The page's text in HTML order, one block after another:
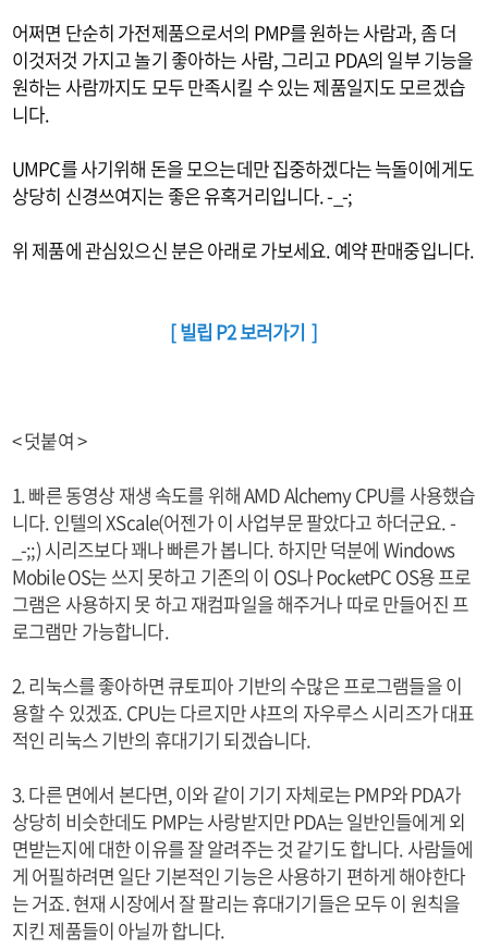
어쩌면 단순히 가전제품으로서의 PMP를 원하는 사람과, 좀 더
이것저것 가지고 놀기 좋아하는 사람, 그리고 PDA의 일부 기능을
원하는 사람까지도 모두 만족시킬 수 있는 제품일지도 모르겠습
니다.
UMPC를 사기위해 돈을 모으는데만 집중하겠다는 늑돌이에게도
상당히 신경쓰여지는 좋은 유혹거리입니다. -_-;
위 제품에 관심있으신 분은 아래로 가보세요. 예약 판매중입니다.
[ 빌립 P2 보러가기 ]
< 덧붙여 >
1. 빠른 동영상 재생 속도를 위해 AMD Alchemy CPU를 사용했습
니다. 인텔의 XScale(어젠가 이 사업부문 팔았다고 하더군요. -
_-;;) 시리즈보다 꽤나 빠른가 봅니다. 하지만 덕분에 Windows
Mobile OS는 쓰지 못하고 기존의 이 OS나 PocketPC OS용 프로
그램은 사용하지 못 하고 재컴파일을 해주거나 따로 만들어진 프
로그램만 가능합니다.
2. 리눅스를 좋아하면 큐토피아 기반의 수많은 프로그램들을 이
용할 수 있겠죠. CPU는 다르지만 샤프의 자우루스 시리즈가 대표
적인 리눅스 기반의 휴대기기 되겠습니다.
3. 다른 면에서 본다면, 이와 같이 기기 자체로는 PMP와 PDA가
상당히 비슷한데도 PMP는 사랑받지만 PDA는 일반인들에게 외
면받는지에 대한 이유를 잘 알려주는 것 같기도 합니다. 사람들에
게 어필하려면 일단 기본적인 기능은 사용하기 편하게 해야한다
는 거죠. 현재 시장에서 잘 팔리는 휴대기기들은 모두 이 원칙을
지킨 제품들이 아닐까 합니다.